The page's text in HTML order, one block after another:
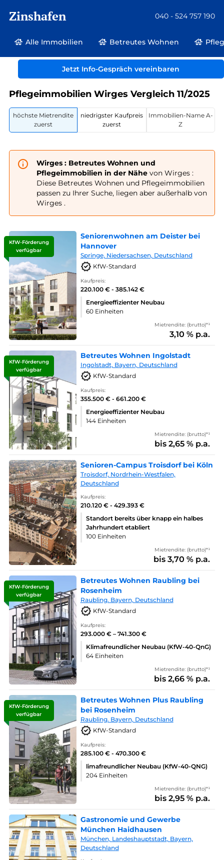
Zinshafen 040 - 524 757 190
Alle Immobilien Betreutes Wohnen
Jetzt Info-Gespräch vereinbaren
Betreutes Wohnen und Pflegeimmobilien Deutschland
Pflegeimmobilien Wirges Vergleich 11/2025
höchste Mietrendite
zuerst
niedrigster Kaufpreis
zuerst
Immobilien-Name A-
Z
Wirges : Betreutes Wohnen und
Pflegeimmobilien in der Nähevon Wirges :
Diese Betreutes Wohnen und Pflegeimmobilien
passen zu Ihrer Suche, liegen aber außerhalb von
Wirges .
KfW-Förderung
verfügbar
Seniorenwohnen am Deister bei
Hannover
Springe, Niedersachsen, Deutschland
KfW-Standard
Kaufpreis:
220.100 € - 385.142 €
Energieeffizienter Neubau
60 Einheiten
Mietrendite: (brutto)*¹
3,10 % p.a.
KfW-Förderung
verfügbar
Betreutes Wohnen Ingolstadt
Ingolstadt, Bayern, Deutschland
KfW-Standard
Kaufpreis:
355.500 € - 661.200 €
Energieeffizienter Neubau
144 Einheiten
Mietrendite: (brutto)*¹
bis 2,65 % p.a.
Senioren-Campus Troisdorf bei Köln
Troisdorf, Nordrhein-Westfalen,
Deutschland
Kaufpreis:
210.120 € - 429.393 €
Standort bereits über knapp ein halbes
Jahrhundert etabliert
100 Einheiten
Mietrendite: (brutto)*¹
bis 3,70 % p.a.
KfW-Förderung
verfügbar
Betreutes Wohnen Raubling bei
Rosenheim
Raubling. Bayern, Deutschland
KfW-Standard
Kaufpreis:
293.000 € – 741.300 €
Klimafreundlicher Neubau (KfW-40-QnG)
64 Einheiten
Mietrendite: (brutto)*¹
bis 2,66 % p.a.
KfW-Förderung
verfügbar
Betreutes Wohnen Plus Raubling
bei Rosenheim
Raubling. Bayern, Deutschland
KfW-Standard
Kaufpreis:
285.100 € - 470.300 €
limafreundlicher Neubau (KfW-40-QNG)
204 Einheiten
Mietrendite: (brutto)*¹
bis 2,95 % p.a.
Gastronomie und Gewerbe
München Haidhausen
München, Landeshauptstadt, Bayern,
Deutschland